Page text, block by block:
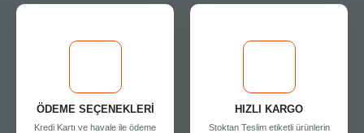
ÖDEME SEÇENEKLERİ
Kredi Kartı ve havale ile ödeme
HIZLI KARGO
Stoktan Teslim etiketli ürünlerin